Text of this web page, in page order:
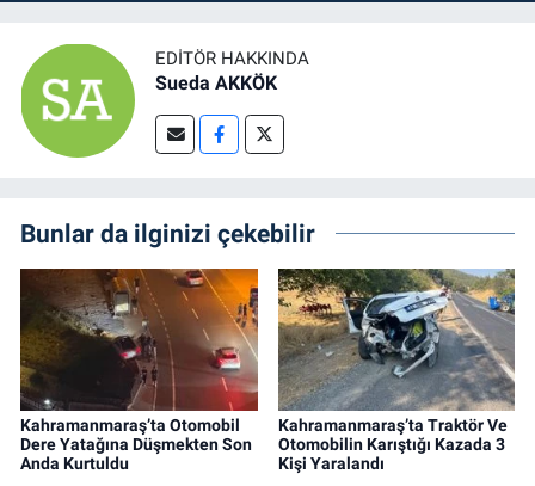
EDITÖR HAKKINDA
Sueda AKKÖK
Bunlar da ilginizi çekebilir
Kahramanmaraş’ta Otomobil
Dere Yatağına Düşmekten Son
Anda Kurtuldu
Kahramanmaraş’ta Traktör Ve
Otomobilin Karıştığı Kazada 3
Kişi Yaralandı